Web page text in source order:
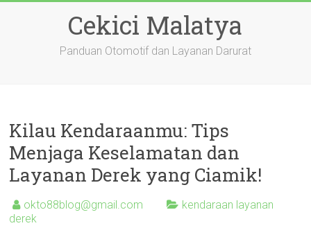
Cekici Malatya
Panduan Otomotif dan Layanan Darurat
Kilau Kendaraanmu: Tips
Menjaga Keselamatan dan
Layanan Derek yang Ciamik!
okto88blog@gmail.com
kendaraan layanan
derek